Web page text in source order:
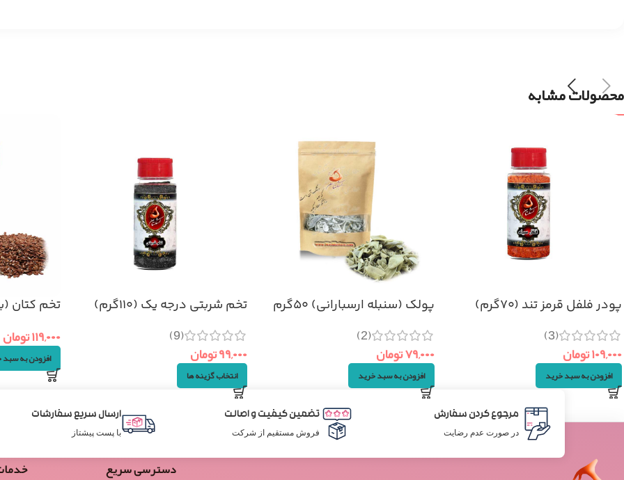
محصولات مشابه
پودر فلفل قرمز تند (۷۰گرم)
(3)
۱۰۹,۰۰۰تومان
افزودن به سبد خرید
پولک (سنبله ارسبارانی) ۵۰گرم
(2)
۷۹,۰۰۰تومان
افزودن به سبد خرید
تخم شربتی درجه یک (۱۱۰گرم)
(9)
۹۹,۰۰۰تومان
انتخاب گزینه ها
تخم کتان
۱۱۹,۰۰۰تومان
افزودن به
مرجوع کردن سفارش
در صورت عدم رضایت
تضمین کیفیت و اصالت
فروش مستقیم از شرکت
ارسال سریع سفارشات
با پست پیشتاز
دسترسی سریع